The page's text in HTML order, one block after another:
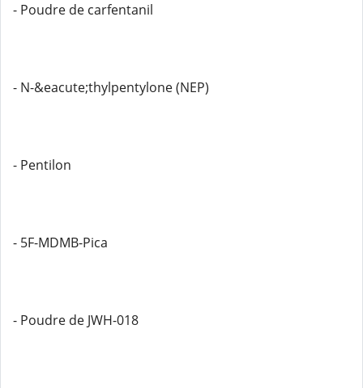
- Poudre de carfentanil
- N-&eacute;thylpentylone (NEP)
- Pentilon
- 5F-MDMB-Pica
- Poudre de JWH-018